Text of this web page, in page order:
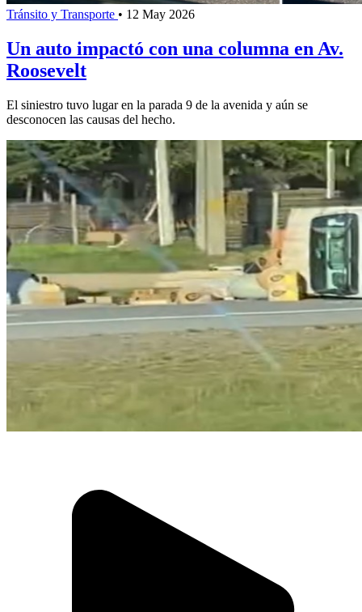
Tránsito y Transporte • 12 May 2026
Un auto impactó con una columna en Av.
Roosevelt
El siniestro tuvo lugar en la parada 9 de la avenida y aún se
desconocen las causas del hecho.